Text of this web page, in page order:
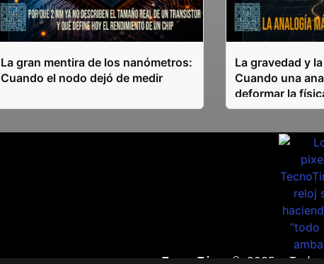
La gran mentira de los nanómetros:
Cuando el nodo dejó de medir
La gravedad y
Cuando una
deformar la